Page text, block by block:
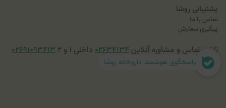
پشتیبانی روشا
تماس با ما
پیگیری سفارش
تلفن تماس و مشاوره آنلاین ۰۲۶۳۴۱۳۴ داخلی ۱ و ۲ ۰۲۶۹۱۰۹۳۴۱۳
پاسخگوی هوشمند داروخانه روشا